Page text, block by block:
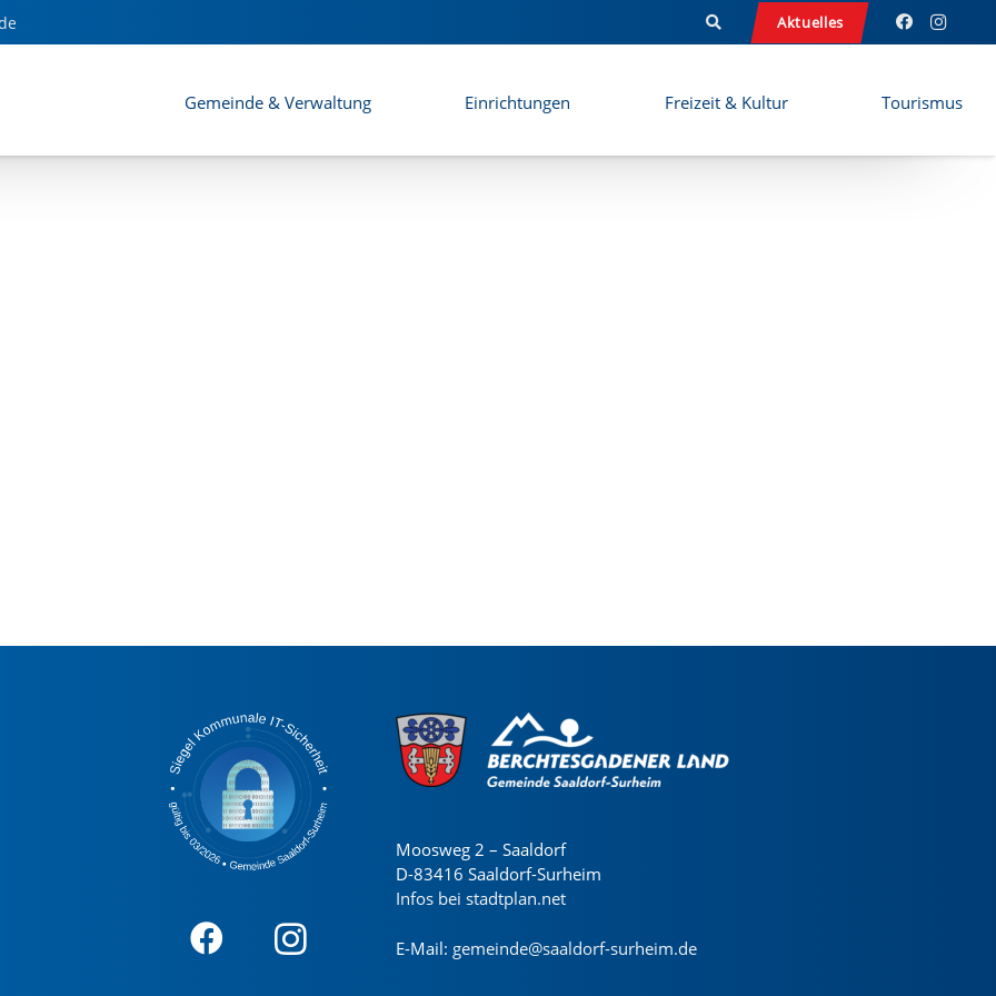
Aktuelles
Gemeinde & Verwaltung Einrichtungen Freizeit & Kultur Tourismus
Moosweg 2 – Saaldorf
D-83416 Saaldorf-Surheim
Infos bei stadtplan.net
E-Mail: gemeinde@saaldorf-surheim.de